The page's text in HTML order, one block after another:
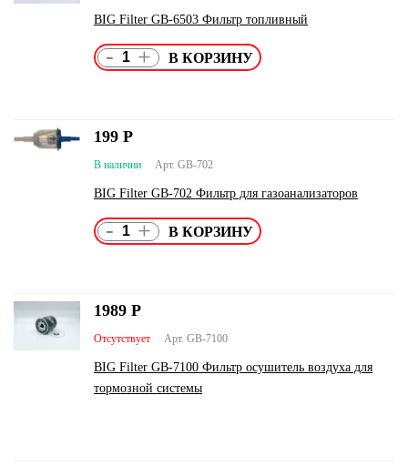
BIG Filter GB-6503 Фильтр топливный
- +
Арт. GB-702
В наличии
BIG Filter GB-702 Фильтр для газоанализаторов
199 Р
- +
Арт. GB-7100
Отсутствует
BIG Filter GB-7100 Фильтр осушитель воздуха для
тормозной системы
1989 Р